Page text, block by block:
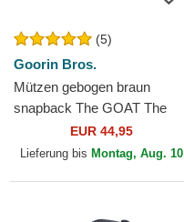
(5)
Goorin Bros.
Mützen gebogen braun
snapback The GOAT The
Farm Goorin Bros.
EUR 44,95
Lieferung bis Montag, Aug. 10